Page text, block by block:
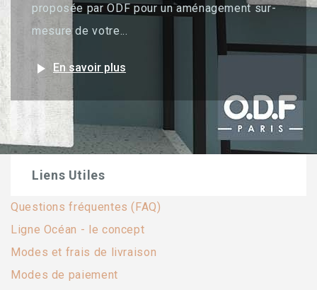
proposée par ODF pour un aménagement sur-
mesure de votre...
play_arrow En savoir plus
Liens Utiles
Questions fréquentes (FAQ)
Ligne Océan - le concept
Modes et frais de livraison
Modes de paiement